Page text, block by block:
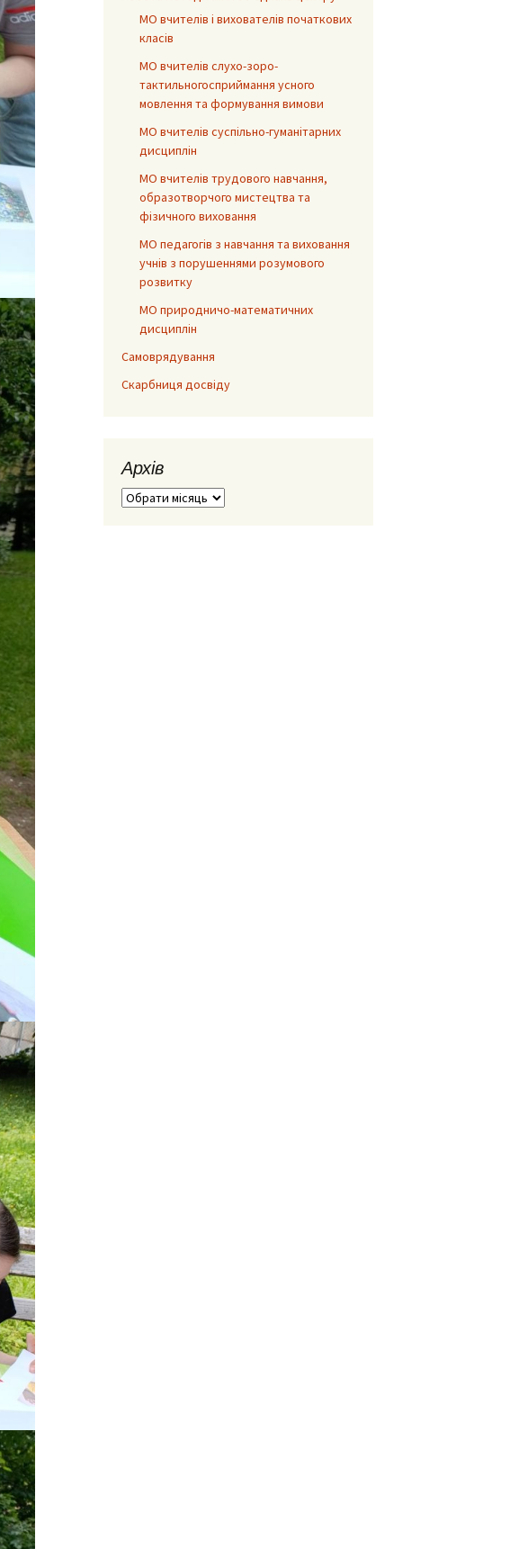
МО вчителів і вихователів початкових
класів
МО вчителів слухо-зоро-
тактильногосприймання усного
мовлення та формування вимови
МО вчителів суспільно-гуманітарних
дисциплін
МО вчителів трудового навчання,
образотворчого мистецтва та
фізичного виховання
МО педагогів з навчання та виховання
учнів з порушеннями розумового
розвитку
МО природничо-математичних
дисциплін
Самоврядування
Скарбниця досвіду
Архів
Архів